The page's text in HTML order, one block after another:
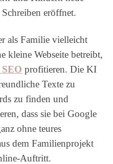
eröffnet.
als Familie vielleicht
kleine Webseite betreibt,
profitieren. Die KI
Texte zu
zu finden und
dass sie bei Google
ohne teures
dem Familienprojekt
Auftritt.